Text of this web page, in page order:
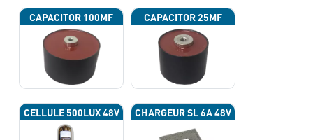
CAPACITOR 100ΜF CAPACITOR 25ΜF
CELLULE 500LUX 48V CHARGEUR SL 6A 48V